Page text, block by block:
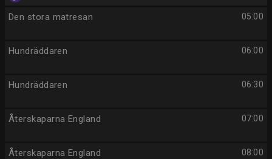
05:00
Den stora matresan
06:00
Hundräddaren
06:30
Hundräddaren
07:00
Återskaparna England
08:00
Återskaparna England